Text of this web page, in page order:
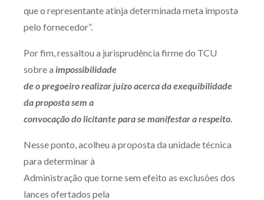
que o representante atinja determinada meta imposta
pelo fornecedor”.
Por fim, ressaltou a jurisprudência firme do TCU
sobre a impossibilidade
de o pregoeiro realizar juízo acerca da exequibilidade
da proposta sem a
convocação do licitante para se manifestar a respeito.
Nesse ponto, acolheu a proposta da unidade técnica
para determinar à
Administração que torne sem efeito as exclusões dos
lances ofertados pela